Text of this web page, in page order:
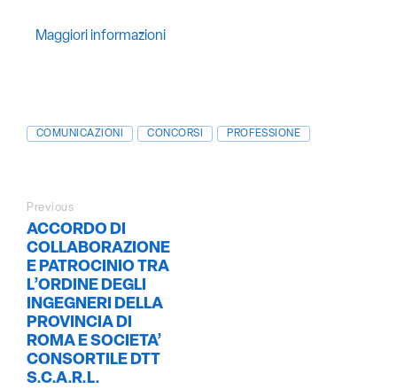
Maggiori informazioni
COMUNICAZIONI CONCORSI PROFESSIONE
Previous
ACCORDO DI
COLLABORAZIONE
E PATROCINIO TRA
L’ORDINE DEGLI
INGEGNERI DELLA
PROVINCIA DI
ROMA E SOCIETA’
CONSORTILE DTT
S.C.A.R.L.